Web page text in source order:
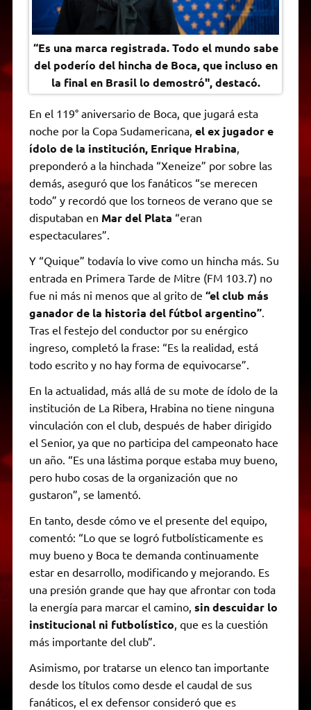
“Es una marca registrada. Todo el mundo sabe
del poderío del hincha de Boca, que incluso en
la final en Brasil lo demostró", destacó.
En el 119° aniversario de Boca, que jugará esta
noche por la Copa Sudamericana, el ex jugador e
ídolo de la institución, Enrique Hrabina,
preponderó a la hinchada “Xeneize” por sobre las
demás, aseguró que los fanáticos “se merecen
todo” y recordó que los torneos de verano que se
disputaban en Mar del Plata “eran
espectaculares”.
Y “Quique” todavía lo vive como un hincha más. Su
entrada en Primera Tarde de Mitre (FM 103.7) no
fue ni más ni menos que al grito de “el club más
ganador de la historia del fútbol argentino”.
Tras el festejo del conductor por su enérgico
ingreso, completó la frase: “Es la realidad, está
todo escrito y no hay forma de equivocarse”.
En la actualidad, más allá de su mote de ídolo de la
institución de La Ribera, Hrabina no tiene ninguna
vinculación con el club, después de haber dirigido
el Senior, ya que no participa del campeonato hace
un año. “Es una lástima porque estaba muy bueno,
pero hubo cosas de la organización que no
gustaron”, se lamentó.
En tanto, desde cómo ve el presente del equipo,
comentó: “Lo que se logró futbolísticamente es
muy bueno y Boca te demanda continuamente
estar en desarrollo, modificando y mejorando. Es
una presión grande que hay que afrontar con toda
la energía para marcar el camino, sin descuidar lo
institucional ni futbolístico, que es la cuestión
más importante del club”.
Asimismo, por tratarse un elenco tan importante
desde los títulos como desde el caudal de sus
fanáticos, el ex defensor consideró que es